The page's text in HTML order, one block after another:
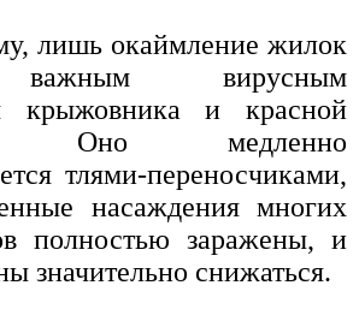
лишь окаймление жилок
важным вирусным
крыжовника и красной
Оно медленно
тлями-переносчиками,
насаждения многих
полностью заражены, и
значительно снижаться.